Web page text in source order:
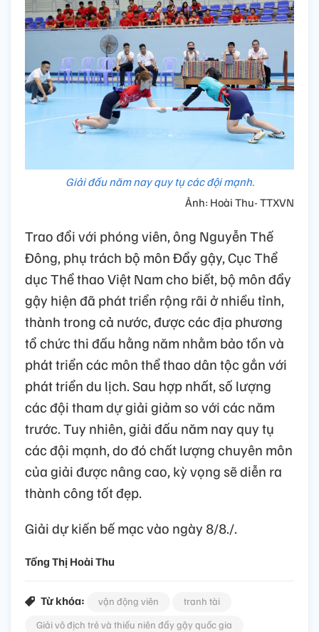
Giải đấu năm nay quy tụ các đội mạnh.
Ảnh: Hoài Thu- TTXVN
Trao đổi với phóng viên, ông Nguyễn Thế
Đông, phụ trách bộ môn Đẩy gậy, Cục Thể
dục Thể thao Việt Nam cho biết, bộ môn đẩy
gậy hiện đã phát triển rộng rãi ở nhiều tỉnh,
thành trong cả nước, được các địa phương
tổ chức thi đấu hằng năm nhằm bảo tồn và
phát triển các môn thể thao dân tộc gắn với
phát triển du lịch. Sau hợp nhất, số lượng
các đội tham dự giải giảm so với các năm
trước. Tuy nhiên, giải đấu năm nay quy tụ
các đội mạnh, do đó chất lượng chuyên môn
của giải được nâng cao, kỳ vọng sẽ diễn ra
thành công tốt đẹp.
Giải dự kiến bế mạc vào ngày 8/8./.
Tống Thị Hoài Thu
Từ khóa: vận động viên
tranh tài
Giải vô địch trẻ và thiếu niên đẩy gậy quốc gia